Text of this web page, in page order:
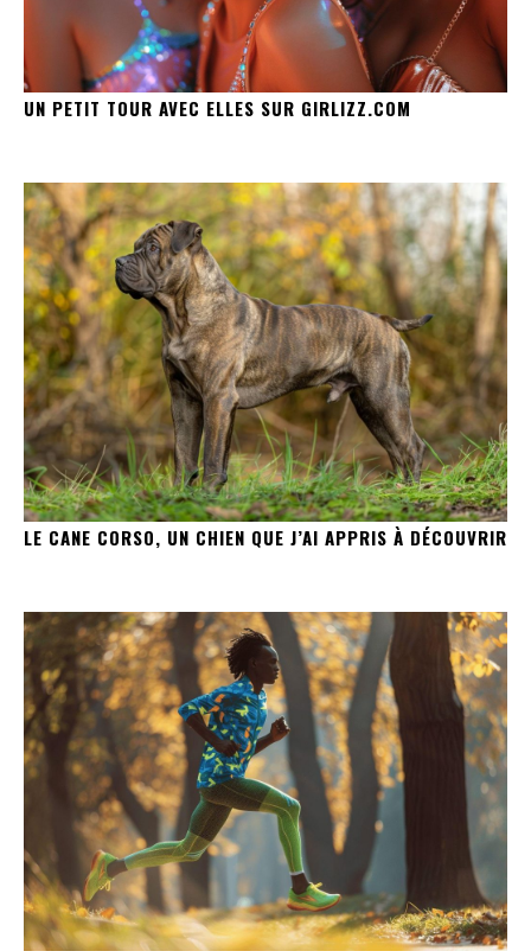
UN PETIT TOUR AVEC ELLES SUR GIRLIZZ.COM
LE CANE CORSO, UN CHIEN QUE J’AI APPRIS À DÉCOUVRIR